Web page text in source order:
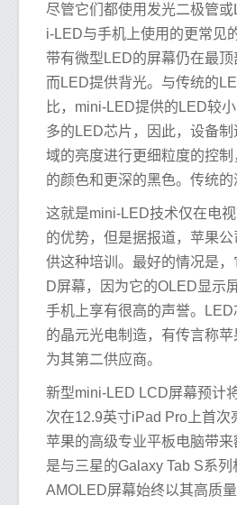
尽管它们都使用发光二极管
i-LED与手机上使用的更常见
带有微型LED的屏幕仍在最顶
而LED提供背光。与传统的
比，mini-LED提供的LED较
多的LED芯片，因此，设备
域的亮度进行更细粒度的控
的颜色和更深的黑色。传统的
这就是mini-LED技术仅在电
的优势，但是据报道，苹果
供这种培训。最好的情况是
D屏幕，因为它的OLED显示
手机上享有很高的声誉。
的晶元光电制造，有传言称
为其第二供应商。
新型mini-LED LCD屏幕预计
次在12.9英寸iPad Pro上首次
苹果的高级专业平板电脑带来
是与三星的Galaxy Tab S系
AMOLED屏幕始终以其高质量